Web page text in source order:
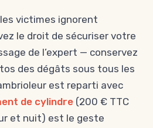
victimes ignorent
le droit de sécuriser votre
de l’expert — conservez
des dégâts sous tous les
est reparti avec
de cylindre (200 € TTC
et nuit) est le geste